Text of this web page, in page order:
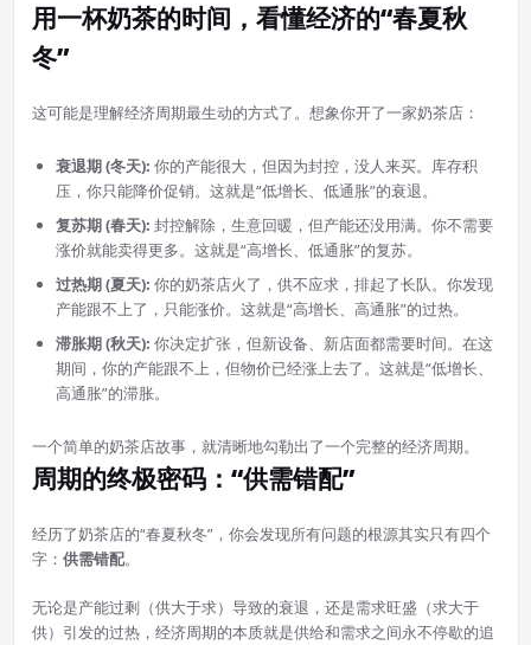
用一杯奶茶的时间，看懂经济的“春夏秋
冬”
这可能是理解经济周期最生动的方式了。想象你开了一家奶茶店：
衰退期 (冬天): 你的产能很大，但因为封控，没人来买。库存积
压，你只能降价促销。这就是“低增长、低通胀”的衰退。
复苏期 (春天): 封控解除，生意回暖，但产能还没用满。你不需要
涨价就能卖得更多。这就是“高增长、低通胀”的复苏。
过热期 (夏天): 你的奶茶店火了，供不应求，排起了长队。你发现
产能跟不上了，只能涨价。这就是“高增长、高通胀”的过热。
滞胀期 (秋天): 你决定扩张，但新设备、新店面都需要时间。在这
期间，你的产能跟不上，但物价已经涨上去了。这就是“低增长、
高通胀”的滞胀。
一个简单的奶茶店故事，就清晰地勾勒出了一个完整的经济周期。
周期的终极密码：“供需错配”
经历了奶茶店的“春夏秋冬”，你会发现所有问题的根源其实只有四个
字： 供需错配。
无论是产能过剩（供大于求）导致的衰退，还是需求旺盛（求大于
供）引发的过热，经济周期的本质就是供给和需求之间永不停歇的追